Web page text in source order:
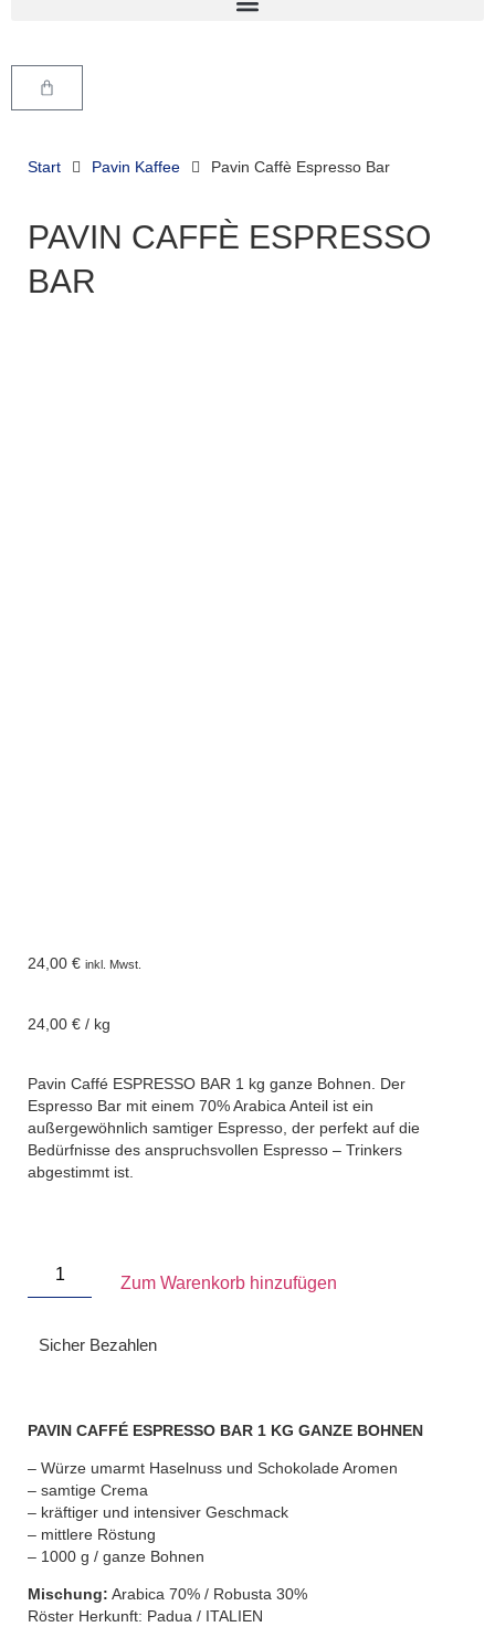
Start Pavin Kaffee Pavin Caffè Espresso Bar
PAVIN CAFFÈ ESPRESSO
BAR
24,00 € inkl. Mwst.
24,00 € / kg
Pavin Caffé ESPRESSO BAR 1 kg ganze Bohnen. Der
Espresso Bar mit einem 70% Arabica Anteil ist ein
außergewöhnlich samtiger Espresso, der perfekt auf die
Bedürfnisse des anspruchsvollen Espresso – Trinkers
abgestimmt ist.
Zum Warenkorb hinzufügen
Sicher Bezahlen
PAVIN CAFFÉ ESPRESSO BAR 1 KG GANZE BOHNEN
– Würze umarmt Haselnuss und Schokolade Aromen
– samtige Crema
– kräftiger und intensiver Geschmack
– mittlere Röstung
– 1000 g / ganze Bohnen
Mischung: Arabica 70% / Robusta 30%
Röster Herkunft: Padua / ITALIEN